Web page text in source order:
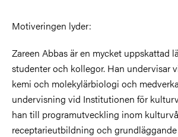
Motiveringen lyder:
Zareen Abbas är en mycket uppskattad
studenter och kollegor. Han undervisar
kemi och molekylärbiologi och
undervisning vid Institutionen för
han till programutveckling inom
receptarieutbildning och grundläggande